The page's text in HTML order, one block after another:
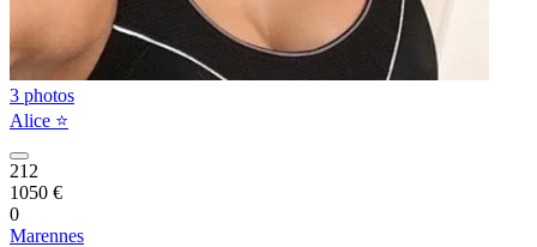
3 photos
Alice ⭐️
212
1050 €
0
Marennes